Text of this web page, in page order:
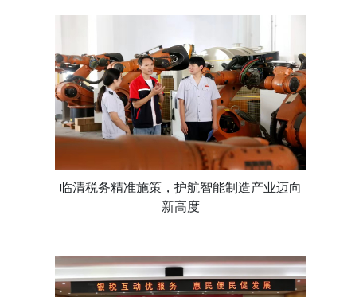
临清税务精准施策，护航智能制造产业迈向
新高度